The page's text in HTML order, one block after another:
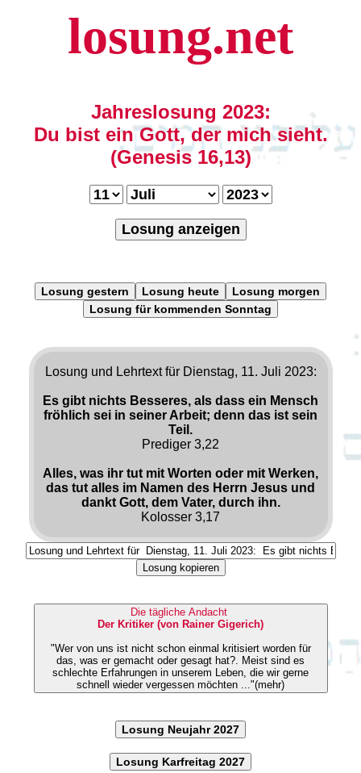
losung.net
Jahreslosung 2023:
Du bist ein Gott, der mich sieht.
(Genesis 16,13)
Losung anzeigen
Losung gestern Losung heute
Losung morgen
Losung für kommenden Sonntag
Losung und Lehrtext für Dienstag, 11. Juli 2023:
Es gibt nichts Besseres, als dass ein Mensch
fröhlich sei in seiner Arbeit; denn das ist sein
Teil.
Prediger 3,22
Alles, was ihr tut mit Worten oder mit Werken,
das tut alles im Namen des Herrn Jesus und
dankt Gott, dem Vater, durch ihn.
Kolosser 3,17
Losung kopieren
Die tägliche Andacht
Der Kritiker (von Rainer Gigerich)
"Wer von uns ist nicht schon einmal kritisiert worden für
das, was er gemacht oder gesagt hat?. Meist sind es
schlechte Erfahrungen in unserem Leben, die wir gerne
schnell wieder vergessen möchten ..."(mehr)
Losung Neujahr 2027
Losung Karfreitag 2027